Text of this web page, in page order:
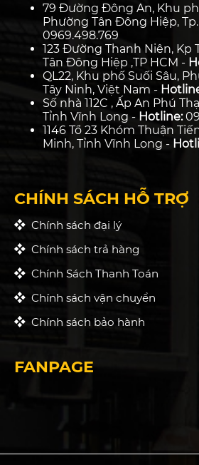
79 Đường Đông An, Khu
Phường Tân Đông Hiệp,
0969.498.769
123 Đường Thanh Niên, Kp
Tân Đông Hiệp ,TP HCM -
QL22, Khu phố Suối Sâu,
Tây Ninh, Việt Nam -
Số nhà 112C , Ấp An Phú
Tỉnh Vĩnh Long - Hotline:
1146 Tổ 23 Khóm Thuận
Minh, Tỉnh Vĩnh Long -
CHÍNH SÁCH HỖ TRỢ
Chính sách đại lý
Chính sách trả hàng
Chính Sách Thanh Toán
Chính sách vận chuyển
Chính sách bảo hành
FANPAGE